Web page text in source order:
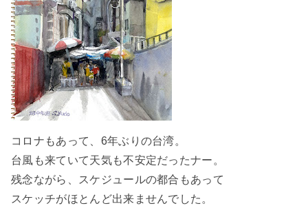
コロナもあって、6年ぶりの台湾。
台風も来ていて天気も不安定だったナー。
残念ながら、スケジュールの都合もあって
スケッチがほとんど出来ませんでした。